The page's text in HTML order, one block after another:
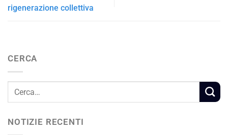
rigenerazione collettiva
CERCA
NOTIZIE RECENTI